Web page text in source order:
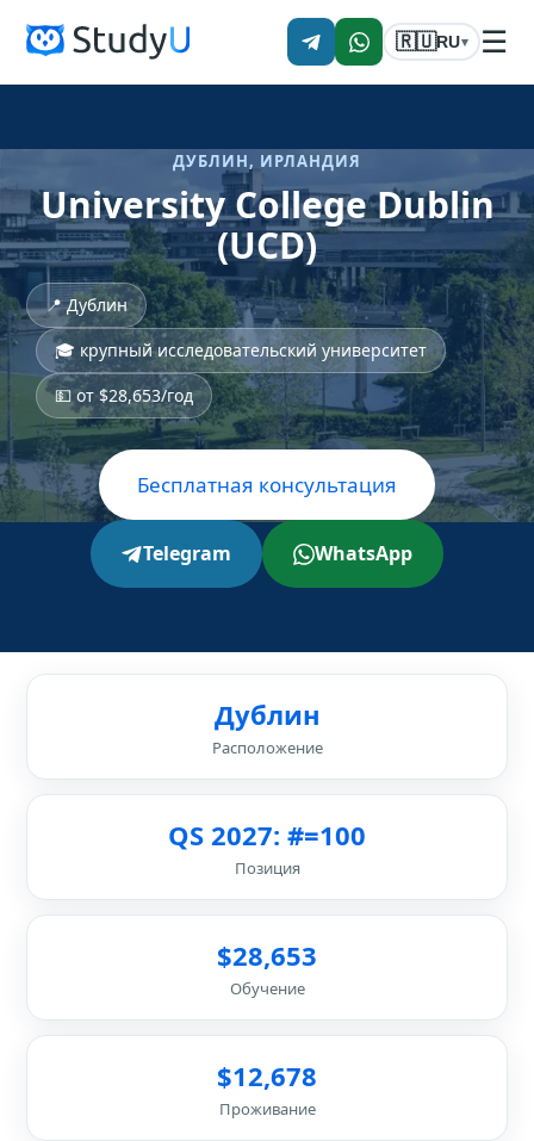
🇷🇺RU▾ ☰
ДУБЛИН, ИРЛАНДИЯ
University College Dublin
(UCD)
📍 Дублин
🎓 крупный исследовательский университет
💵 от $28,653/год
Бесплатная консультация
Telegram WhatsApp
Дублин
Расположение
QS 2027: #=100
Позиция
$28,653
Обучение
$12,678
Проживание